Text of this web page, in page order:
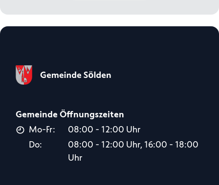
Gemeinde Öffnungszeiten
Mo-Fr:
08:00 - 12:00 Uhr
Do:
08:00 - 12:00 Uhr, 16:00 - 18:00
Uhr